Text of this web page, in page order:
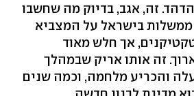
זה, אגב, בדיוק מה שחשבו
בישראל על המצביא
אך חלש מאוד
זה אותו אריק שבמהלך
והכריע מלחמה, וכמה שנים